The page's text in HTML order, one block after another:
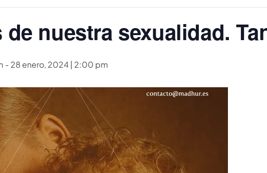
de nuestra sexualidad.
- 28 enero, 2024 | 2:00 pm